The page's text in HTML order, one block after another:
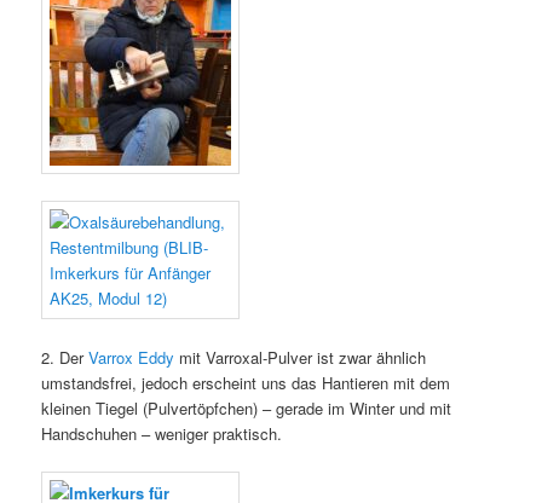
2. DerVarrox Eddy mit Varroxal-Pulver ist zwar ähnlich
umstandsfrei, jedoch erscheint uns das Hantieren mit dem
kleinen Tiegel (Pulvertöpfchen) – gerade im Winter und mit
Handschuhen – weniger praktisch.